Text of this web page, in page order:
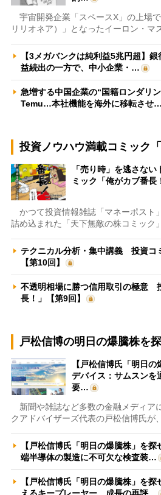
宇宙開発企業「スペースX」の上場
リリオネア）」となったイーロン・マ
【3メガバンクは純利益5兆円超】
益続出の一方で、中小企業・…
急増する中国企業の“国籍ロンダリ
Temu…本社機能を海外に移転させ…
投資ノウハウ満載コミック
「売り時」を逃さな
ミック「俺がカブ番長
かつて投資情報雑誌「マネーポスト
詰め込まれた「天下無敵の株コミック
テクニカル分析・集中講義 投資コ
【第10回】
不透明相場に勝つ信用取引の極意
長！」【第9回】
戸松信博の明日の爆騰株を探
【戸松信博氏「明日
デバイス：サムスンを
要…
新聞や雑誌など多数の金融メディア
クアドバイザーズ代表の戸松信博氏が
【戸松信博氏「明日の爆騰株」を
端半導体の製造に不可欠な検査装…
【戸松信博氏「明日の爆騰株」を
えるキープレーヤー 成長の再評…